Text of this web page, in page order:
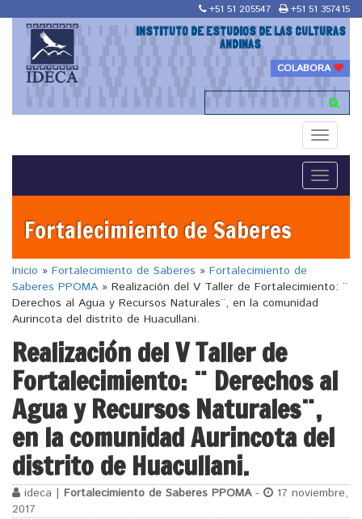
+51 51 205547 +51 51 357415
INSTITUTO DE ESTUDIOS DE LAS CULTURAS
ANDINAS
COLABORA
Toggle
Toggle
Fortalecimiento de Saberes
Inicio » Fortalecimiento de Saberes » Fortalecimiento de
Saberes PPOMA » Realización del V Taller de Fortalecimiento: ¨
Derechos al Agua y Recursos Naturales¨, en la comunidad
Aurincota del distrito de Huacullani.
Realización del V Taller de
Fortalecimiento: ¨ Derechos al
Agua y Recursos Naturales¨,
en la comunidad Aurincota del
distrito de Huacullani.
ideca | Fortalecimiento de Saberes PPOMA-
17 noviembre,
2017